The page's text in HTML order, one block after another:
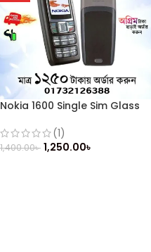
Nokia 1600 Single Sim Glass
(1)
1,400.00৳ 1,250.00৳